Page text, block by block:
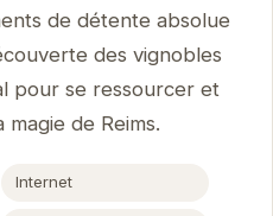
de détente absolue
des vignobles
pour se ressourcer et
de Reims.
Internet